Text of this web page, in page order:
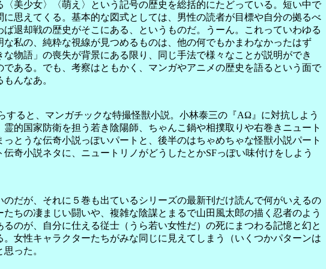
美少女〉〈萌え〉という記号の歴史を総括的にたどっている。短い中で
思えてくる。基本的な図式としては、男性の読者が目標や自分の拠るべ
退却戦の歴史がそこにある、というものだ。うーん。これっていわゆる
私の、純粋な視線が見つめるものは、他の何でもかまわなかったはず
物語」の喪失が背景にある限り、同じ手法で様々なことが説明ができ
ある。でも、考察はともかく、マンガやアニメの歴史を語るという面で
んなあ。
ると、マンガチックな特撮怪獣小説。小林泰三の『ΑΩ』に対抗しよう
的国家防衛を担う若き陰陽師、ちゃんこ鍋や相撲取りや右巻きニュート
とうな伝奇小説っぽいパートと、後半のはちゃめちゃな怪獣小説パート
奇小説ネタに、ニュートリノがどうしたとかSFっぽい味付けをしよう
だが、それに５巻も出ているシリーズの最新刊だけ読んで何がいえるの
ちの凄まじい闘いや、複雑な陰謀とまるで山田風太郎の描く忍者のよう
のが、自分に仕える従士（うら若い女性だ）の死にまつわる記憶と幻と
女性キャラクターたちがみな同じに見えてしまう（いくつかパターンは
った。